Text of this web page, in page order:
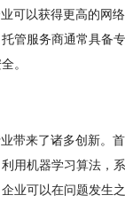
可以获得更高的网
管服务商通常具备
。
带来了诸多创新。
用机器学习算法，
业可以在问题发生